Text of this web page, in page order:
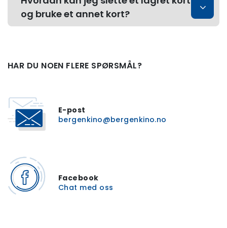
og bruke et annet kort?
HAR DU NOEN FLERE SPØRSMÅL?
E-post
bergenkino@bergenkino.no
Facebook
Chat med oss